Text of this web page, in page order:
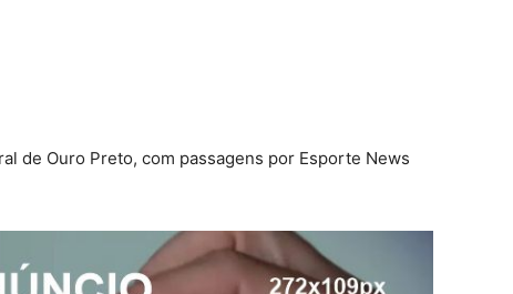
de Ouro Preto, com passagens por Esporte News